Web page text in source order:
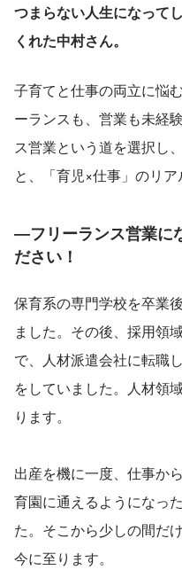
つまらない人生になって
くれた中村さん。
子育てと仕事の両立に悩
ーランスも、営業も未経
ス営業という道を選択し
と、「育児×仕事」のリア
―フリーランス営業に
ださい！
保育系の専門学校を卒業
ました。その後、採用領
で、人材派遣会社に転職
をしていました。人材領
ります。
出産を機に一度、仕事か
育園に通えるようになっ
た。そこから少しの間だ
今に至ります。